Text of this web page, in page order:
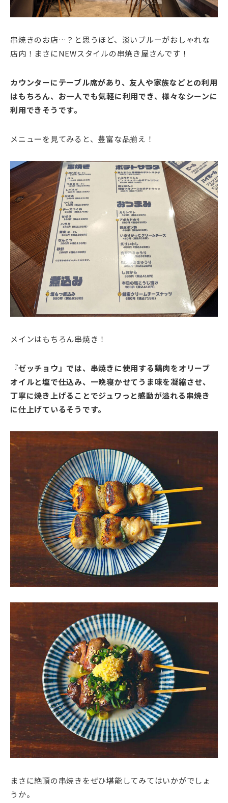
串焼きのお店…？と思うほど、淡いブルーがおしゃれな
店内！まさにNEWスタイルの串焼き屋さんです！
カウンターにテーブル席があり、友人や家族などとの利用
はもちろん、お一人でも気軽に利用でき、様々なシーンに
利用できそうです。
メニューを見てみると、豊富な品揃え！
メインはもちろん串焼き！
『ゼッチョウ』では、串焼きに使用する鶏肉をオリーブ
オイルと塩で仕込み、一晩寝かせてうま味を凝縮させ、
丁寧に焼き上げることでジュワっと感動が溢れる串焼き
に仕上げているそうです。
まさに絶頂の串焼きをぜひ堪能してみてはいかがでしょ
うか。